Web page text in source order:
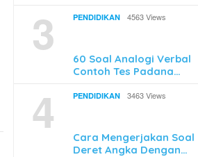
3 PENDIDIKAN 4563 Views
60 Soal Analogi Verbal
Contoh Tes Padana…
4 PENDIDIKAN 3463 Views
Cara Mengerjakan Soal
Deret Angka Dengan…